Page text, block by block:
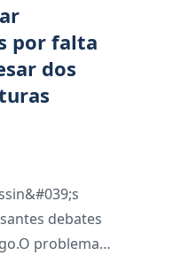
por falta
dos
debates
problema